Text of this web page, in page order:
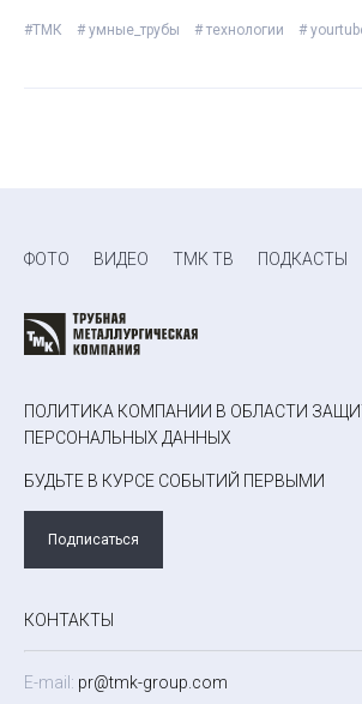
#ТМК # умные_трубы # технологии #
ФОТО ВИДЕО ТМК ТВ ПОДКАСТЫ
ПОЛИТИКА КОМПАНИИ В ОБЛАСТИ
ПЕРСОНАЛЬНЫХ ДАННЫХ
БУДЬТЕ В КУРСЕ СОБЫТИЙ ПЕРВЫМИ
Подписаться
КОНТАКТЫ
E-mail: pr@tmk-group.com